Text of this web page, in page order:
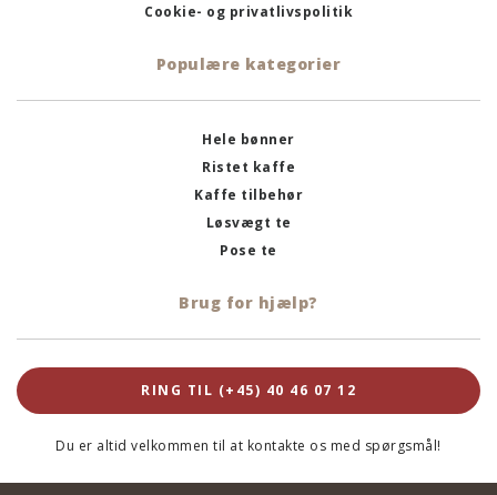
Cookie- og privatlivspolitik
Populære kategorier
Hele bønner
Ristet kaffe
Kaffe tilbehør
Løsvægt te
Pose te
Brug for hjælp?
RING TIL (+45) 40 46 07 12
Du er altid velkommen til at kontakte os med spørgsmål!